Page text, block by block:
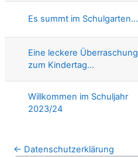
Es summt im Schulgarten...
Eine leckere Überraschung
zum Kindertag...
Willkommen im Schuljahr
2023/24
← Datenschutzerklärung